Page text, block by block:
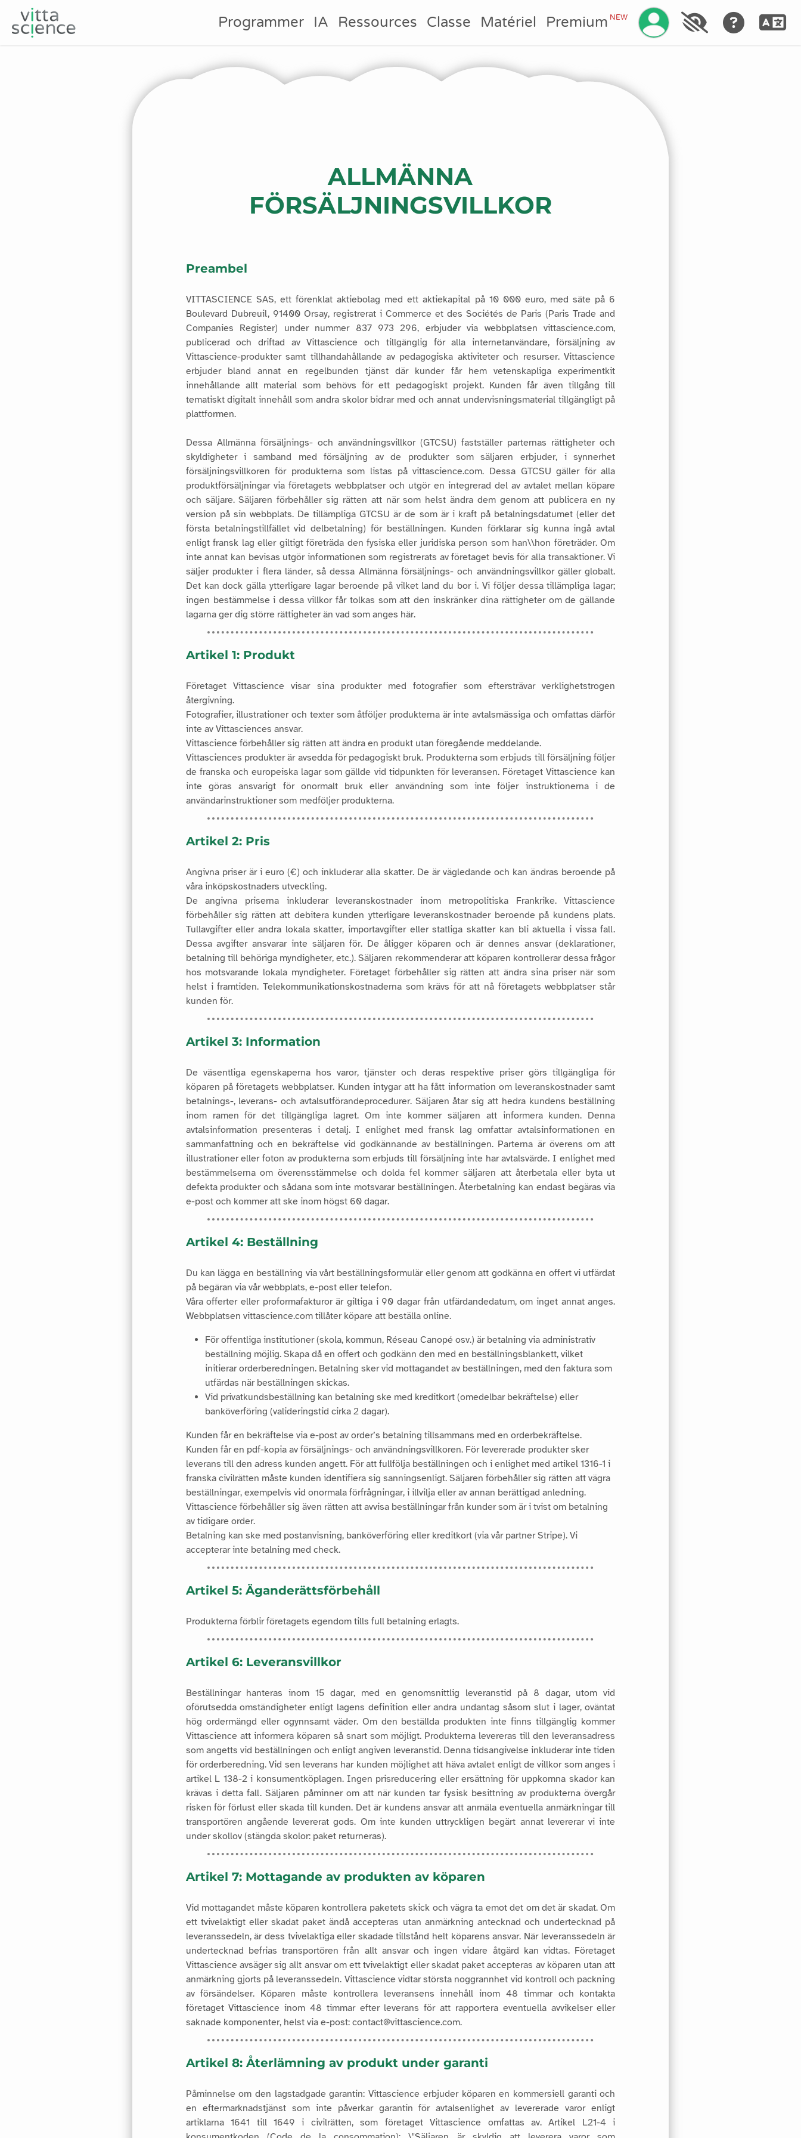
Programmer IA Ressources Classe Matériel PremiumNEW
ALLMÄNNA
FÖRSÄLJNINGSVILLKOR
Preambel
VITTASCIENCE SAS, ett förenklat aktiebolag med ett aktiekapital på 10 000 euro, med säte på 6
Boulevard Dubreuil, 91400 Orsay, registrerat i Commerce et des Sociétés de Paris (Paris Trade and
Companies Register) under nummer 837 973 296, erbjuder via webbplatsen vittascience.com,
publicerad och driftad av Vittascience och tillgänglig för alla internetanvändare, försäljning av
Vittascience-produkter samt tillhandahållande av pedagogiska aktiviteter och resurser.Vittascience
erbjuder bland annat en regelbunden tjänst där kunder får hem vetenskapliga experimentkit
innehållande allt material som behövs för ett pedagogiskt projekt. Kunden får även tillgång till
tematiskt digitalt innehåll som andra skolor bidrar med och annat undervisningsmaterial tillgängligt på
plattformen.
Dessa Allmänna försäljnings- och användningsvillkor (GTCSU) fastställer parternas rättigheter och
skyldigheter i samband med försäljning av de produkter som säljaren erbjuder, i synnerhet
försäljningsvillkoren för produkterna som listas på vittascience.com. Dessa GTCSU gäller för alla
produktförsäljningar via företagets webbplatser och utgör en integrerad del av avtalet mellan köpare
och säljare. Säljaren förbehåller sig rätten att när som helst ändra dem genom att publicera en ny
version på sin webbplats. De tillämpliga GTCSU är de som är i kraft på betalningsdatumet (eller det
första betalningstillfället vid delbetalning) för beställningen. Kunden förklarar sig kunna ingå avtal
enligt fransk lag eller giltigt företräda den fysiska eller juridiska person som han\\hon företräder. Om
inte annat kan bevisas utgör informationen som registrerats av företaget bevis för alla transaktioner.Vi
säljer produkter i flera länder, så dessa Allmänna försäljnings- och användningsvillkor gäller globalt.
Det kan dock gälla ytterligare lagar beroende på vilket land du bor i. Vi följer dessa tillämpliga lagar;
ingen bestämmelse i dessa villkor får tolkas som att den inskränker dina rättigheter om de gällande
lagarna ger dig större rättigheter än vad som anges här.
Artikel 1: Produkt
Företaget Vittascience visar sina produkter med fotografier som eftersträvar verklighetstrogen
återgivning.
Fotografier, illustrationer och texter som åtföljer produkterna är inte avtalsmässiga och omfattas därför
inte av Vittasciences ansvar.
Vittascience förbehåller sig rätten att ändra en produkt utan föregående meddelande.
Vittasciences produkter är avsedda för pedagogiskt bruk. Produkterna som erbjuds till försäljning följer
de franska och europeiska lagar som gällde vid tidpunkten för leveransen. Företaget Vittascience kan
inte göras ansvarigt för onormalt bruk eller användning som inte följer instruktionerna i de
användarinstruktioner som medföljer produkterna.
Artikel 2: Pris
Angivna priser är i euro (€) och inkluderar alla skatter. De är vägledande och kan ändras beroende på
våra inköpskostnaders utveckling.
De angivna priserna inkluderar leveranskostnader inom metropolitiska Frankrike. Vittascience
förbehåller sig rätten att debitera kunden ytterligare leveranskostnader beroende på kundens plats.
Tullavgifter eller andra lokala skatter, importavgifter eller statliga skatter kan bli aktuella i vissa fall.
Dessa avgifter ansvarar inte säljaren för. De åligger köparen och är dennes ansvar (deklarationer,
betalning till behöriga myndigheter, etc.). Säljaren rekommenderar att köparen kontrollerar dessa frågor
hos motsvarande lokala myndigheter. Företaget förbehåller sig rätten att ändra sina priser när som
helst i framtiden. Telekommunikationskostnaderna som krävs för att nå företagets webbplatser står
kunden för.
Artikel 3: Information
De väsentliga egenskaperna hos varor, tjänster och deras respektive priser görs tillgängliga för
köparen på företagets webbplatser. Kunden intygar att ha fått information om leveranskostnader samt
betalnings-, leverans- och avtalsutförandeprocedurer. Säljaren åtar sig att hedra kundens beställning
inom ramen för det tillgängliga lagret. Om inte kommer säljaren att informera kunden. Denna
avtalsinformation presenteras i detalj. I enlighet med fransk lag omfattar avtalsinformationen en
sammanfattning och en bekräftelse vid godkännande av beställningen. Parterna är överens om att
illustrationer eller foton av produkterna som erbjuds till försäljning inte har avtalsvärde. I enlighet med
bestämmelserna om överensstämmelse och dolda fel kommer säljaren att återbetala eller byta ut
defekta produkter och sådana som inte motsvarar beställningen. Återbetalning kan endast begäras via
e-post och kommer att ske inom högst 60 dagar.
Artikel 4: Beställning
Du kan lägga en beställning via vårt beställningsformulär eller genom att godkänna en offert vi utfärdat
på begäran via vår webbplats, e-post eller telefon.
Våra offerter eller proformafakturor är giltiga i 90 dagar från utfärdandedatum, om inget annat anges.
Webbplatsen vittascience.com tillåter köpare att beställa online.
För offentliga institutioner (skola, kommun, Réseau Canopé osv.) är betalning via administrativ
beställning möjlig. Skapa då en offert och godkänn den med en beställningsblankett, vilket
initierar orderberedningen. Betalning sker vid mottagandet av beställningen, med den faktura som
utfärdas när beställningen skickas.
Vid privatkundsbeställning kan betalning ske med kreditkort (omedelbar bekräftelse) eller
banköverföring (valideringstid cirka 2 dagar).
Kunden får en bekräftelse via e-post av order’s betalning tillsammans med en orderbekräftelse.
Kunden får en pdf-kopia av försäljnings- och användningsvillkoren. För levererade produkter sker
leverans till den adress kunden angett. För att fullfölja beställningen och i enlighet med artikel 1316-1 i
franska civilrätten måste kunden identifiera sig sanningsenligt. Säljaren förbehåller sig rätten att vägra
beställningar, exempelvis vid onormala förfrågningar, i illvilja eller av annan berättigad anledning.
Vittascience förbehåller sig även rätten att avvisa beställningar från kunder som är i tvist om betalning
av tidigare order.
Betalning kan ske med postanvisning, banköverföring eller kreditkort (via vår partner Stripe). Vi
accepterar inte betalning med check.
Artikel 5: Äganderättsförbehåll
Produkterna förblir företagets egendom tills full betalning erlagts.
Artikel 6: Leveransvillkor
Beställningar hanteras inom 15 dagar, med en genomsnittlig leveranstid på 8 dagar, utom vid
oförutsedda omständigheter enligt lagens definition eller andra undantag såsom slut i lager, oväntat
hög ordermängd eller ogynnsamt väder. Om den beställda produkten inte finns tillgänglig kommer
Vittascience att informera köparen så snart som möjligt. Produkterna levereras till den leveransadress
som angetts vid beställningen och enligt angiven leveranstid. Denna tidsangivelse inkluderar inte tiden
för orderberedning. Vid sen leverans har kunden möjlighet att häva avtalet enligt de villkor som anges i
artikel L 138-2 i konsumentköplagen. Ingen prisreducering eller ersättning för uppkomna skador kan
krävas i detta fall. Säljaren påminner om att när kunden tar fysisk besittning av produkterna övergår
risken för förlust eller skada till kunden. Det är kundens ansvar att anmäla eventuella anmärkningar till
transportören angående levererat gods. Om inte kunden uttryckligen begärt annat levererar vi inte
under skollov (stängda skolor: paket returneras).
Artikel 7: Mottagande av produkten av köparen
Vid mottagandet måste köparen kontrollera paketets skick och vägra ta emot det om det är skadat. Om
ett tvivelaktigt eller skadat paket ändå accepteras utan anmärkning antecknad och undertecknad på
leveranssedeln, är dess tvivelaktiga eller skadade tillstånd helt köparens ansvar. När leveranssedeln är
undertecknad befrias transportören från allt ansvar och ingen vidare åtgärd kan vidtas. Företaget
Vittascience avsäger sig allt ansvar om ett tvivelaktigt eller skadat paket accepteras av köparen utan att
anmärkning gjorts på leveranssedeln. Vittascience vidtar största noggrannhet vid kontroll och packning
av försändelser. Köparen måste kontrollera leveransens innehåll inom 48 timmar och kontakta
företaget Vittascience inom 48 timmar efter leverans för att rapportera eventuella avvikelser eller
saknade komponenter, helst via e-post: contact@vittascience.com.
Artikel 8: Återlämning av produkt under garanti
Påminnelse om den lagstadgade garantin:Vittascience erbjuder köparen en kommersiell garanti och
en eftermarknadstjänst som inte påverkar garantin för avtalsenlighet av levererade varor enligt
artiklarna 1641 till 1649 i civilrätten, som företaget Vittascience omfattas av.Artikel L21-4 i